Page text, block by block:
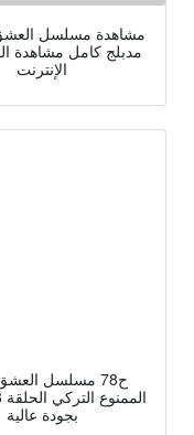
مشاهدة مسلسل
مدبلج كامل مشاهدة
الإنترنت
بجودة عالية